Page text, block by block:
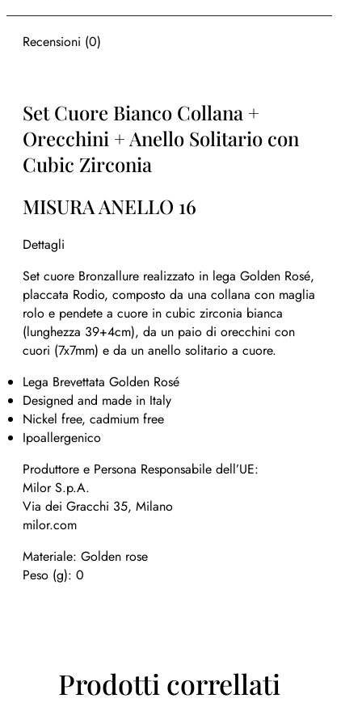
Recensioni (0)
Set Cuore Bianco Collana +
Orecchini + Anello Solitario con
Cubic Zirconia
MISURA ANELLO 16
Dettagli
Set cuore Bronzallure realizzato in lega Golden Rosé,
placcata Rodio, composto da una collana con maglia
rolo e pendete a cuore in cubic zirconia bianca
(lunghezza 39+4cm), da un paio di orecchini con
cuori (7x7mm) e da un anello solitario a cuore.
Lega Brevettata Golden Rosé
Designed and made in Italy
Nickel free, cadmium free
Ipoallergenico
Produttore e Persona Responsabile dell’UE:
Milor S.p.A.
Via dei Gracchi 35, Milano
milor.com
Materiale: Golden rose
Peso (g): 0
Prodotti correllati